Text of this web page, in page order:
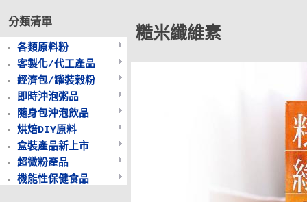
分類清單
各類原料粉
客製化/代工產品
經濟包/罐裝榖粉
即時沖泡粥品
隨身包沖泡飲品
烘焙DIY原料
盒裝產品新上市
超微粉產品
機能性保健食品
糙米纖維素